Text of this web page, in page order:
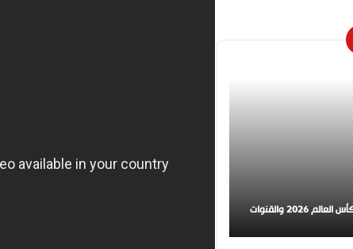
موعد مباراة إنجلترا وكرواتيا في كأس العالم 2026 والقنوات